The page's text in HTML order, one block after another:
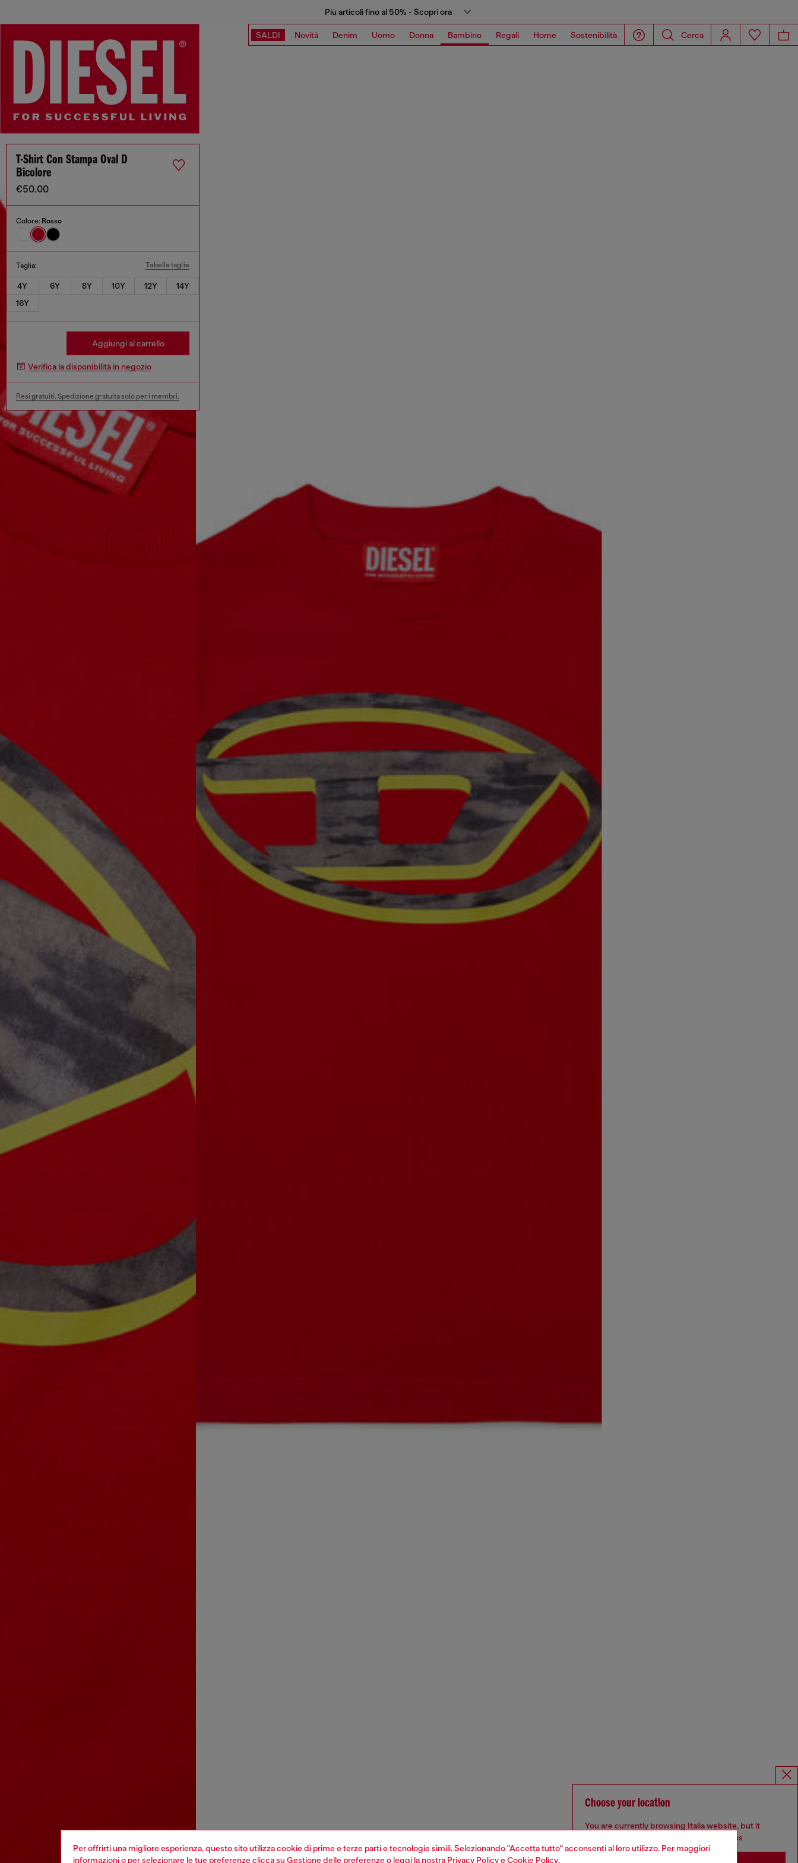
Per offrirti una migliore esperienza, questo sito utilizza cookie di prime e terze parti e tecnologie simili. Selezionando "Accetta tutto" acconsenti al loro utilizzo. Per maggiori
informazioni o per selezionare le tue preferenze clicca su Gestione delle preferenzeo leggi la nostra Privacy PolicyeCookie Policy.
Più articoli fino al 50% - Scopri ora
SALDI Novità Denim Uomo Donna Bambino Regali Home Sostenibilità Cerca
T-Shirt Con Stampa Oval D
Bicolore
€50.00
Colore: Rosso
Taglia: Tabella taglie
4Y 6Y 8Y 10Y 12Y
14Y
16Y
Aggiungi al carrello
Verifica la disponibilità in negozio
Resi gratuiti. Spedizione gratuita solo per i membri.
Choose your location
You are currently browsing Italia website, but it
seems you may be based in United States